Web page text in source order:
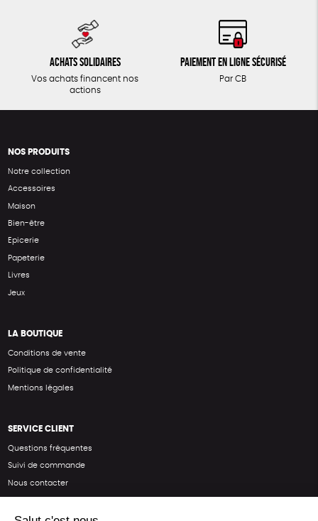
Achats solidaires
Vos achats financent nos
actions
Paiement en ligne sécurisé
Par CB
NOS PRODUITS
Notre collection
Accessoires
Maison
Bien-être
Epicerie
Papeterie
Livres
Jeux
LA BOUTIQUE
Conditions de vente
Politique de confidentialité
Mentions légales
SERVICE CLIENT
Questions fréquentes
Suivi de commande
Nous contacter